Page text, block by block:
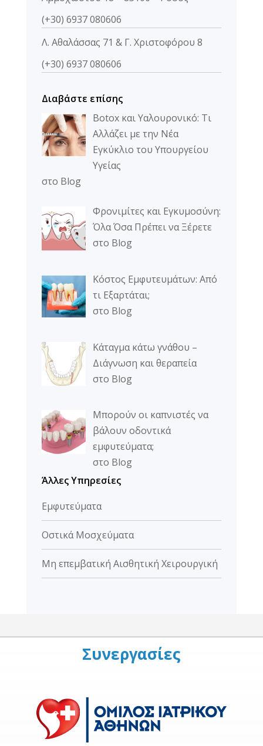
(+30) 6937 080606
Λ. Αθαλάσσας 71 & Γ. Χριστοφόρου 8
(+30) 6937 080606
Διαβάστε επίσης
Botox και Υαλουρονικό: Τι
Αλλάζει με την Νέα
Εγκύκλιο του Υπουργείου
Υγείας
στο Blog
Φρονιμίτες και Εγκυμοσύνη:
Όλα Όσα Πρέπει να Ξέρετε
στο Blog
Κόστος Εμφυτευμάτων: Από
τι Εξαρτάται;
στο Blog
Κάταγμα κάτω γνάθου –
Διάγνωση και θεραπεία
στο Blog
Μπορούν οι καπνιστές να
βάλουν οδοντικά
εμφυτεύματα;
στο Blog
Άλλες Υπηρεσίες
Eμφυτεύματα
Οστικά Μοσχεύματα
Μη επεμβατική Αισθητική Χειρουργική
Συνεργασίες